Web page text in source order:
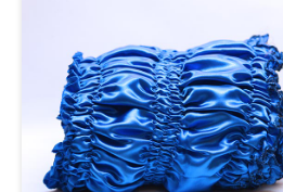
· Заказать